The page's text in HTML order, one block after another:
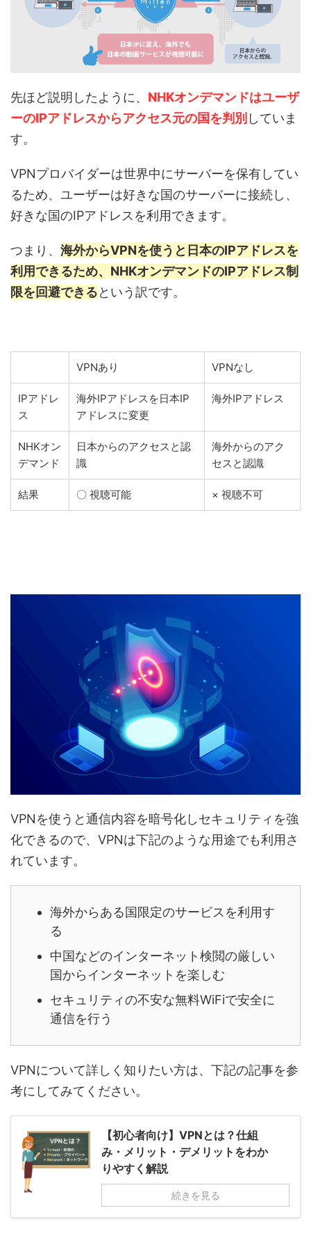
先ほど説明したように、 NHKオンデマンドはユーザ
ーのIPアドレスからアクセス元の国を判別 していま
す。
VPNプロバイダーは世界中にサーバーを保有してい
るため、ユーザーは好きな国のサーバーに接続し、
好きな国のIPアドレスを利用できます。
つまり、 海外からVPNを使うと日本のIPアドレスを
利用できるため、NHKオンデマンドのIPアドレス制
限を回避できるという訳です。
VPNあり VPNなし
IPアドレ
ス
海外IPアドレスを日本IP
アドレスに変更
海外IPアドレス
NHKオン
デマンド
日本からのアクセスと認
識
海外からのアク
セスと認識
結果 〇 視聴可能 × 視聴不可
VPNを使うと通信内容を暗号化しセキュリティを強
化できるので、VPNは下記のような用途でも利用さ
れています。
海外からある国限定のサービスを利用す
る
中国などのインターネット検閲の厳しい
国からインターネットを楽しむ
セキュリティの不安な無料WiFiで安全に
通信を行う
VPNについて詳しく知りたい方は、下記の記事を参
考にしてみてください。
【初心者向け】VPNとは？仕組
み・メリット・デメリットをわか
りやすく解説
続きを見る